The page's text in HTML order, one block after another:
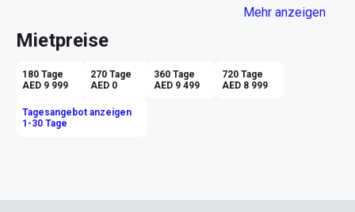
Eleganz in jeder Kurve
Stellen Sie sich vor, Sie gleiten lautlos durch die beeindruckende
Skyline von Dubai. Der schneeweiße Mercedes-Benz EQE zieht
Design ein Gefühl von Prestige und Raffinesse vermitteln. Die
Kombination aus der weißen Karosserie und dem kontrastreich
Mehr anzeigen
Mietpreise
180 Tage
AED 9 999
270 Tage
AED 0
360 Tage
AED 9 499
720 Tage
AED 8 999
Tagesangebot anzeigen
1-30 Tage